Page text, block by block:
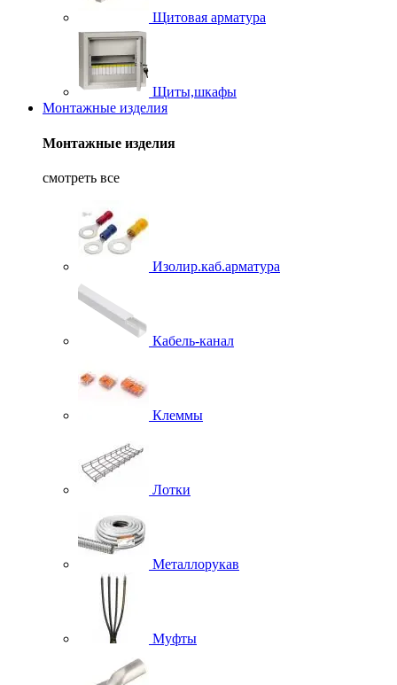
Щитовая арматура
Щиты,шкафы
Монтажные изделия
Монтажные изделия
смотреть все
Изолир.каб.арматура
Кабель-канал
Клеммы
Лотки
Металлорукав
Муфты